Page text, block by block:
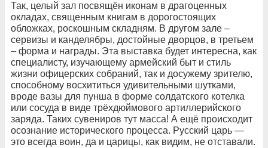
Так, целый зал посвящён иконам в драгоценных
окладах, священным книгам в дорогостоящих
обложках, роскошным складням. В другом зале –
сервизы и канделябры, достойные дворцов, в третьем
– форма и награды. Эта выставка будет интересна, как
специалисту, изучающему армейский быт и стиль
жизни офицерских собраний, так и досужему зрителю,
способному восхититься удивительными шутками,
вроде вазы для пунша в форме солдатского котелка
или сосуда в виде трёхдюймового артиллерийского
заряда. Таких сувениров тут масса! А ещё происходит
осознание исторического процесса. Русский царь —
это всегда воин, да и царицы, как видим, не отставали.